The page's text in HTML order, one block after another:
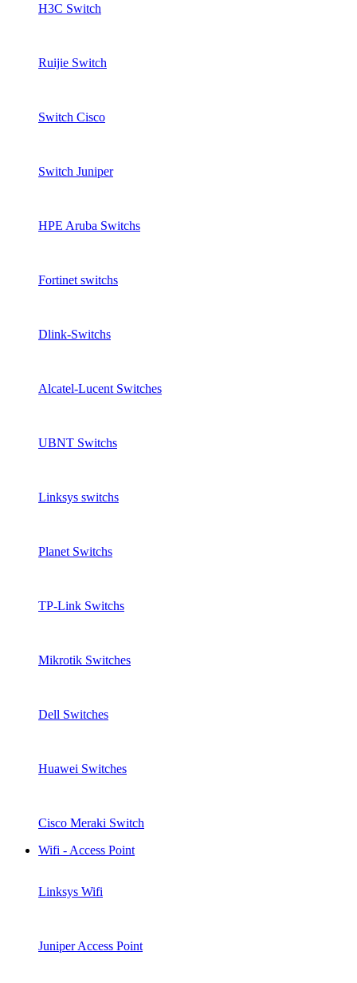
H3C Switch
Ruijie Switch
Switch Cisco
Switch Juniper
HPE Aruba Switchs
Fortinet switchs
Dlink-Switchs
Alcatel-Lucent Switches
UBNT Switchs
Linksys switchs
Planet Switchs
TP-Link Switchs
Mikrotik Switches
Dell Switches
Huawei Switches
Cisco Meraki Switch
Wifi - Access Point
Linksys Wifi
Juniper Access Point